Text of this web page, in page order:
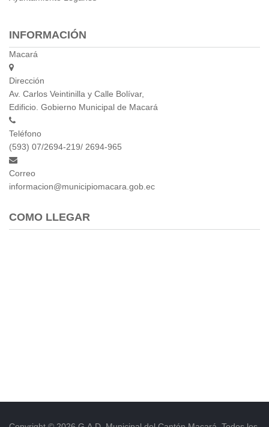
INFORMACIÓN
Macará
Dirección
Av. Carlos Veintinilla y Calle Bolívar,
Edificio. Gobierno Municipal de Macará
Teléfono
(593) 07/2694-219/ 2694-965
Correo
informacion@municipiomacara.gob.ec
COMO LLEGAR